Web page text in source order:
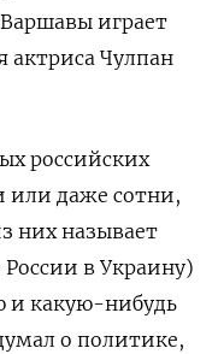
играет
актриса Чулпан
российских
или даже сотни,
них называет
в Украину)
и какую-нибудь
о политике,